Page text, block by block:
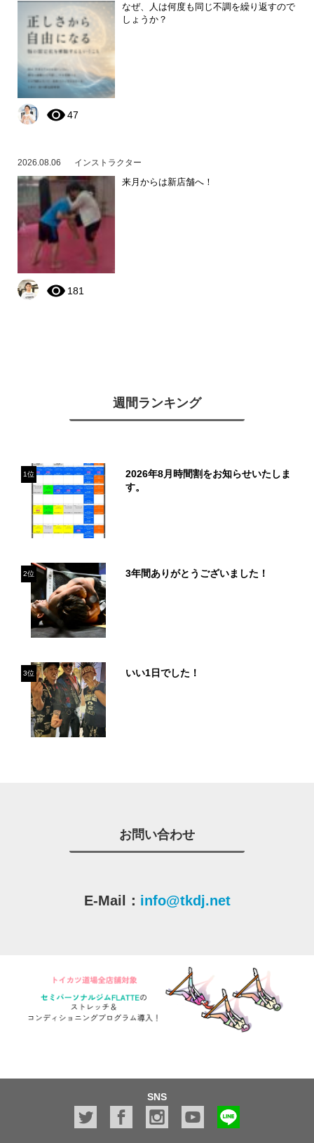
なぜ、人は何度も同じ不調を繰り返すので
しょうか？
47
2026.08.06 インストラクター
来月からは新店舗へ！
181
週間ランキング
1位
2026年8月時間割をお知らせいたしま
す。
2位 3年間ありがとうございました！
3位 いい1日でした！
お問い合わせ
E-Mail： info@tkdj.net
SNS